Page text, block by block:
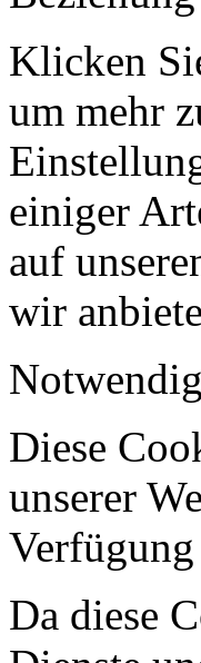
Klicken
um mehr
einiger
auf
wir
Diese
unserer
Da diese